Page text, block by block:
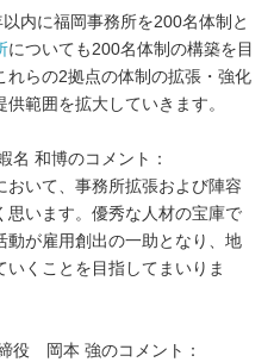
内に福岡事務所を200名体制と
についても200名体制の構築を目
れらの2拠点の体制の拡張・強化
範囲を拡大していきます。
和博のコメント：
おいて、事務所拡張および陣容
思います。優秀な人材の宝庫で
動が雇用創出の一助となり、地
くことを目指してまいりま
役 岡本 強のコメント：